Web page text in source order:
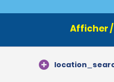
Afficher